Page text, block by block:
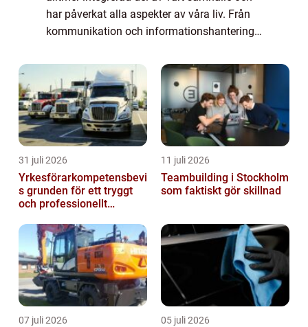
har påverkat alla aspekter av våra liv. Från
kommunikation och informationshantering
transformation som påverkar oss ...
31 juli 2026
Yrkesförarkompetensbevi
s grunden för ett tryggt
och professionellt
11 juli 2026
Teambuilding i Stockholm
som faktiskt gör skillnad
07 juli 2026 05 juli 2026